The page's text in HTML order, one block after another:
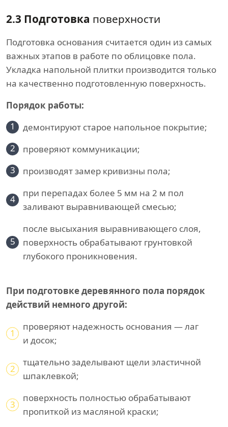
2.3 Подготовка поверхности
Подготовка основания считается один из самых
важных этапов в работе по облицовке пола.
Укладка напольной плитки производится только
на качественно подготовленную поверхность.
Порядок работы:
1
демонтируют старое напольное покрытие;
2
проверяют коммуникации;
3
производят замер кривизны пола;
4
при перепадах более 5 мм на 2 м пол
заливают выравнивающей смесью;
5
после высыхания выравнивающего слоя,
поверхность обрабатывают грунтовкой
глубокого проникновения.
При подготовке деревянного пола порядок
действий немного другой:
1
проверяют надежность основания — лаг
и досок;
2
тщательно заделывают щели эластичной
шпаклевкой;
3
поверхность полностью обрабатывают
пропиткой из масляной краски;